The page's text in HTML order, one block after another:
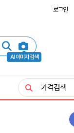
로그인
AI 이미지 검색
가격검색